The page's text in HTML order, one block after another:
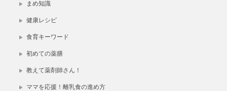
まめ知識
健康レシピ
食育キーワード
初めての薬膳
教えて薬剤師さん！
ママを応援！離乳食の進め方